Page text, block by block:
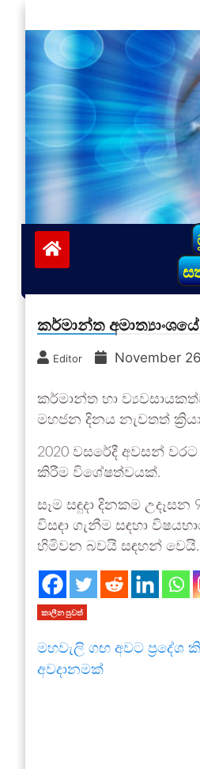
to
content
vinivida.lk
කර්මාන්ත
Editor November
කර්මාන්ත හා
මහජන දිනය නැවතත්
2020 වසරේදී අවසන්
කිරීම විශේෂත්වයක්.
සෑම සඳුදා දිනකම
විසඳා ගැනීම සඳහා
හිමිවන බවයි සඳහන් වෙයි.
කාලීන පුවත්
මහවැලි ගඟ අවට ප්‍රදේශ
අවදානමක්